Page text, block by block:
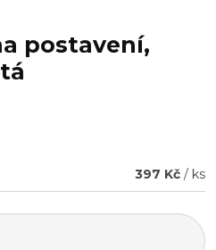
postavení,
397 Kč / ks